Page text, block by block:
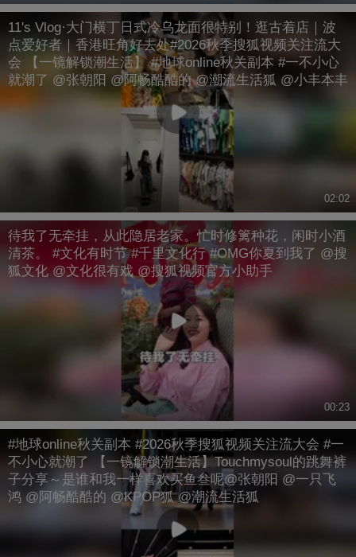
11's Vlog·大门横丁日式冷乌龙面很特别！逛古着店｜波
点爱好者｜香港旺角好去处#2026秋季搜狐视频关注流大
会 【一镜解锁潮生活】 #地球online秋关副本 #一不小心
就潮了 @张朝阳 @阿畅酷酷的 @潮流生活狐 @小丰本丰
02:02
待我了无牵挂，从此隐居老家。忙时修篱种花，闲时小酒
清茶。 #文化有时节 #千里文化行 #OMG你夏到我了 @搜
狐文化 @文化很有戏 @搜狐视频官方小助手
00:23
#地球online秋关副本 #2026秋季搜狐视频关注流大会 #一
不小心就潮了 【一镜解锁潮生活】Touchmysoul的跳舞裤
子分享～是谁和我一样喜欢买鱼叁呢@张朝阳 @一只飞
鸿 @阿畅酷酷的 @KPOP狐 @潮流生活狐